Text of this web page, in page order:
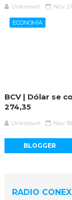
Unknown Nov
ECONOMÍA
BCV | Dólar se
274,35
Unknown Nov
BLOGGER
RADIO